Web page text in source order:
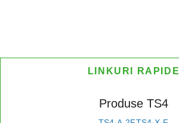
LINKURI RAPIDE
Produse TS4